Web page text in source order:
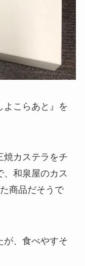
よこらあと』を
焼カステラをチ
、和泉屋のカス
商品だそうで
が、食べやすそ